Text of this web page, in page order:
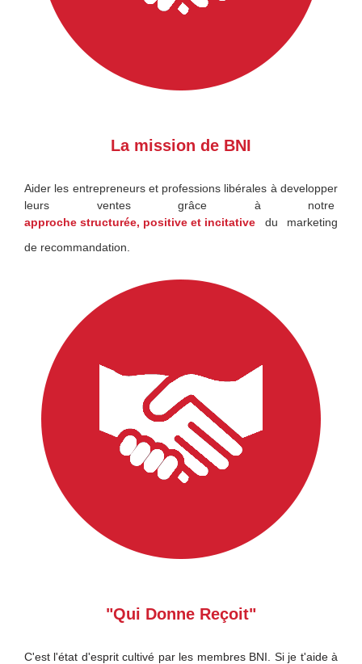
La mission de BNI
Aider les entrepreneurs et professions libérales à developper
leurs ventes grâce à notre
approche structurée, positive et incitative
du marketing
de recommandation
"Qui Donne Reçoit"
C'est l'état d'esprit cultivé par les membres BNI. Si je t'aide à